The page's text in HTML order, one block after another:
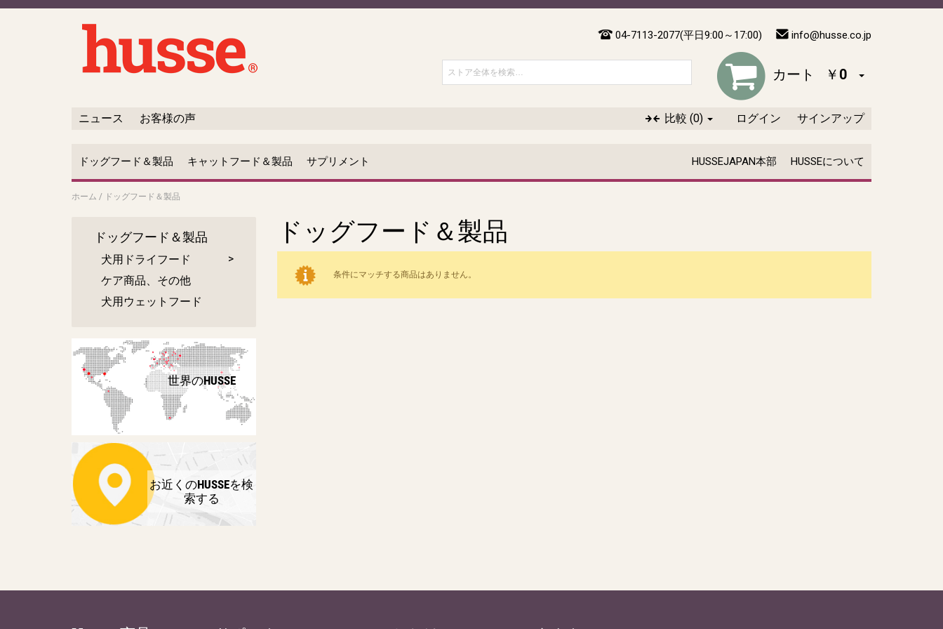
04-7113-2077(平日9:00～17:00) info@husse.co.jp
カート ￥0
比較 (0) ログイン サインアップ
ニュース お客様の声
ドッグフード＆製品 キャットフード＆製品 サプリメント HUSSEJAPAN本部 HUSSEについて
ホーム / ドッグフード＆製品
ドッグフード＆製品
条件にマッチする商品はありません。
ドッグフード＆製品
犬用ドライフード
ケア商品、その他
犬用ウェットフード
世界のHUSSE
お近くのHUSSEを検
索する